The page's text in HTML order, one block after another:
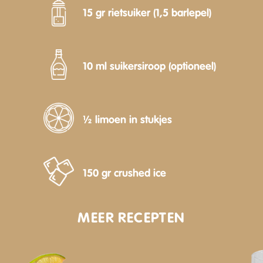
15 gr rietsuiker (1,5 barlepel)
10 ml suikersiroop (optioneel)
½ limoen in stukjes
150 gr crushed ice
MEER RECEPTEN